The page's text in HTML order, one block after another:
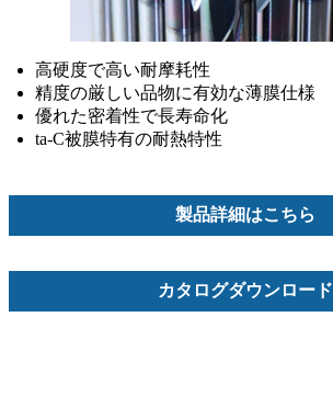
高硬度で高い耐摩耗性
精度の厳しい品物に有効な薄膜仕様
優れた密着性で長寿命化
ta-C被膜特有の耐熱特性
製品詳細はこちら
カタログダウンロード